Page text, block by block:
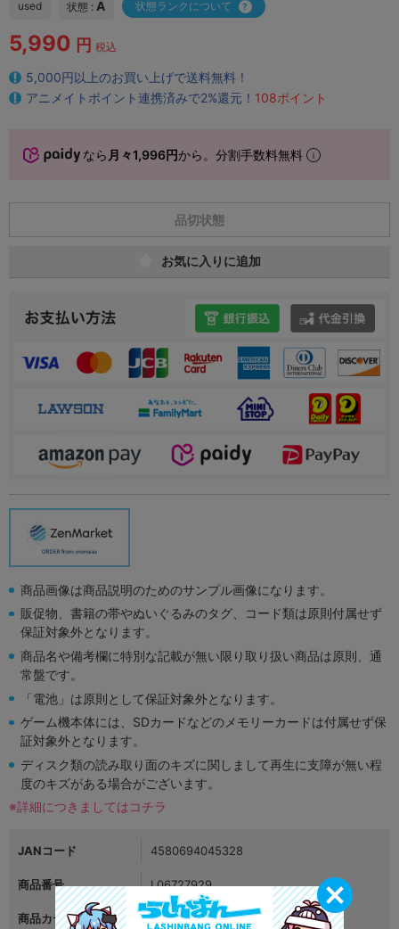
used 状態 : A 状態ランクについて
5,990 円 税込
5,000円以上のお買い上げで送料無料！
アニメイトポイント連携済みで2%還元！ 108ポイント
なら 月々1,996円から。分割手数料無料
品切状態
お気に入りに追加
商品画像は商品説明のためのサンプル画像になります。
販促物、書籍の帯やぬいぐるみのタグ、コード類は原則付属せず
保証対象外となります。
商品名や備考欄に特別な記載が無い限り取り扱い商品は原則、通
常盤です。
「電池」は原則として保証対象外となります。
ゲーム機本体には、SDカードなどのメモリーカードは付属せず保
証対象外となります。
ディスク類の読み取り面のキズに関しまして再生に支障が無い程
度のキズがある場合がございます。
※詳細につきましてはコチラ
JANコード 4580694045328
商品番号 L06727929
商品カテゴリ ゲーム